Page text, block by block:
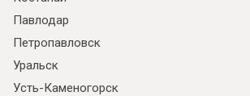
Павлодар
Петропавловск
Уральск
Усть-Каменогорск